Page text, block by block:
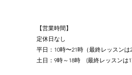
【営業時間】
定休日なし
平日：10時〜21時（最終レッスンは
土日：9時～18時　(最終レッスンは